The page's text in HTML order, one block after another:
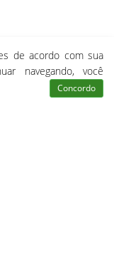
de acordo com sua
navegando, você
Concordo
Matrículas